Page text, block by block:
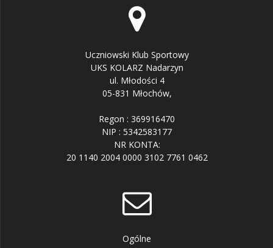
Uczniowski Klub Sportowy
UKS KOLARZ Nadarzyn
ul. Młodości 4
05-831 Młochów,
Regon : 369916470
NIP : 5342583177
NR KONTA:
20 1140 2004 0000 3102 7761 0462
Ogólne